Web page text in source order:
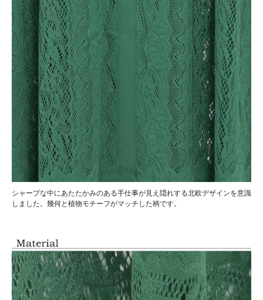
シャープな中にあたたかみのある手仕事が見え隠れする北欧デザインを意識
しました。幾何と植物モチーフがマッチした柄です。